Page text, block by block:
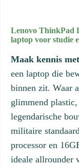
Lenovo ThinkPad
laptop voor studie
Maak kennis
een laptop die
binnen zit. Waar
glimmend
legendarische
militaire
processor en
ideale allrounder